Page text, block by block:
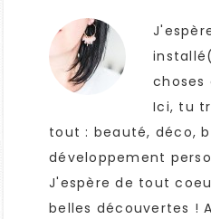
choses
Ici, tu
tout : beauté, déco,
développement
J'espère de tout
belles découvertes !